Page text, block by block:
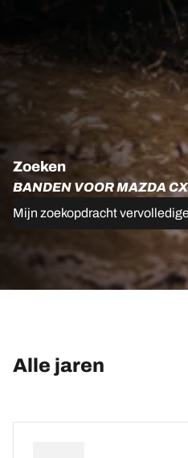
Zoeken
BANDEN VOOR MAZDA
Mijn zoekopdracht
Alle jaren